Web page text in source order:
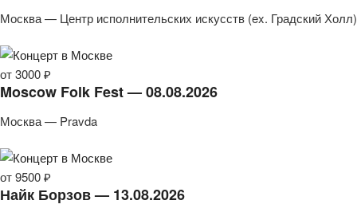
Москва — Центр исполнительских искусств (ex. Градский Холл)
от 3000 ₽
Moscow Folk Fest — 08.08.2026
Москва — Pravda
от 9500 ₽
Найк Борзов — 13.08.2026